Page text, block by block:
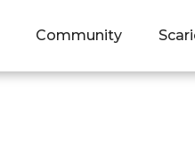
Community